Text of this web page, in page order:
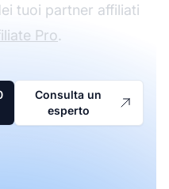
tuoi partner affiliati
Pro.
Consulta un
esperto